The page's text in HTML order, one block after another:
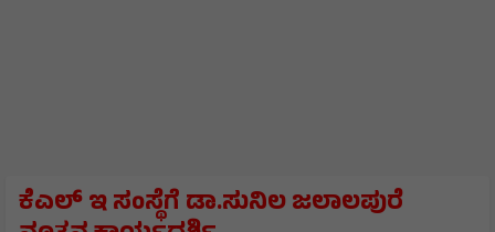
ಕೆಎಲ್ ಇ ಸಂಸ್ಥೆಗೆ ಡಾ.ಸುನಿಲ ಜಲಾಲಪುರೆ